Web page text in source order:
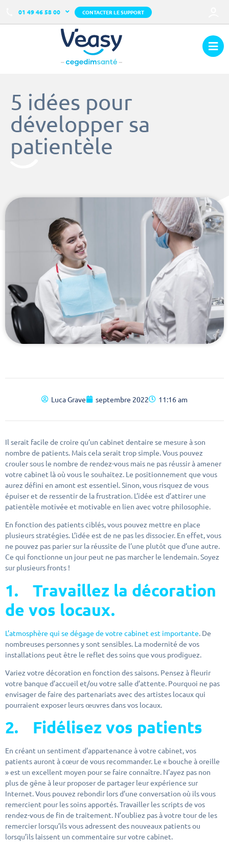
01 49 46 58 00 CONTACTER LE SUPPORT
5 idées pour
développer sa
patientèle
Luca Grave septembre 2022 11:16 am
Il serait facile de croire qu’un cabinet dentaire se mesure à son
nombre de patients. Mais cela serait trop simple. Vous pouvez
crouler sous le nombre de rendez-vous mais ne pas réussir à amener
votre cabinet là où vous le souhaitez. Le positionnement que vous
aurez défini en amont est essentiel. Sinon, vous risquez de vous
épuiser et de ressentir de la frustration. L’idée est d’attirer une
patientèle motivée et motivable en lien avec votre philosophie.
En fonction des patients ciblés, vous pouvez mettre en place
plusieurs stratégies. L’idée est de ne pas les dissocier. En effet, vous
ne pouvez pas parier sur la réussite de l’une plutôt que d’une autre.
Ce qui fonctionne un jour peut ne pas marcher le lendemain. Soyez
sur plusieurs fronts !
1.
Travaillez la décoration
de vos locaux.
L’atmosphère qui se dégage de votre cabinet est importante. De
nombreuses personnes y sont sensibles. La modernité de vos
installations peut être le reflet des soins que vous prodiguez.
Variez votre décoration en fonction des saisons. Pensez à fleurir
votre banque d’accueil et/ou votre salle d’attente. Pourquoi ne pas
envisager de faire des partenariats avec des artistes locaux qui
pourraient exposer leurs œuvres dans vos locaux.
2. Fidélisez vos patients
En créant un sentiment d’appartenance à votre cabinet, vos
patients auront à cœur de vous recommander. Le « bouche à oreille
» est un excellent moyen pour se faire connaître. N’ayez pas non
plus de gêne à leur proposer de partager leur expérience sur
Internet. Vous pouvez rebondir lors d’une conversation où ils vous
remercient pour les soins apportés. Travailler les scripts de vos
rendez-vous de fin de traitement. N’oubliez pas à votre tour de les
remercier lorsqu’ils vous adressent des nouveaux patients ou
lorsqu’ils laissent un commentaire sur votre cabinet.